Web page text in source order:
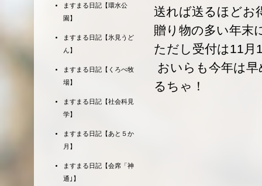
送れば送るほどお
贈り物の多い年末
ただし受付は11月
おいらも今年は
るちゃ！
ますまる日記【環水公
園】
ますまる日記【氷見うど
ん】
ますまる日記【くろべ牧
場】
ますまる日記【社会科見
学】
ますまる日記【あと５か
月】
ますまる日記【会席「神
通｣】